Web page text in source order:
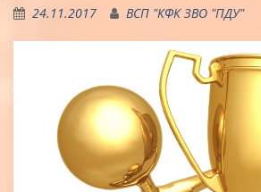
24.11.2017 ВСП "КФК ЗВО "ПДУ"